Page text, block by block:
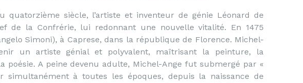
quatorzième siècle, l’artiste et inventeur de génie Léonard de
de la Confrérie, lui redonnant une nouvelle vitalité. En 1475
Simoni), à Caprese, dans la république de Florence. Michel-
un artiste génial et polyvalent, maîtrisant la peinture, la
poésie. A peine devenu adulte, Michel-Ange fut submergé par «
simultanément à toutes les époques, depuis la naissance de